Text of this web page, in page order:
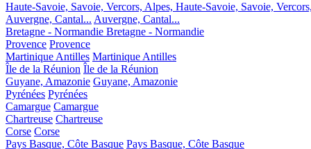
Haute-Savoie, Savoie, Vercors, Alpes, Haute-Savoie, Savoie,
Auvergne, Cantal... Auvergne, Cantal...
Bretagne - Normandie Bretagne - Normandie
Provence Provence
Martinique Antilles Martinique Antilles
Île de la Réunion Île de la Réunion
Guyane, Amazonie Guyane, Amazonie
Pyrénées Pyrénées
Camargue Camargue
Chartreuse Chartreuse
Corse Corse
Pays Basque, Côte Basque Pays Basque, Côte Basque